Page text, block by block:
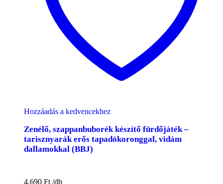
Hozzáadás a kedvencekhez
Zenélő, szappanbuborék készítő fürdőjáték –
tarisznyarák erős tapadókoronggal, vidám
dallamokkal (BBJ)
4.690 Ft